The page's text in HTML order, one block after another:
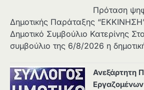
Πρόταση
Δημοτικής Παράταξης
Δημοτικό Συμβούλιο Κατερίνης
συμβούλιο της 6/8/2026 η
Ανεξάρτητη